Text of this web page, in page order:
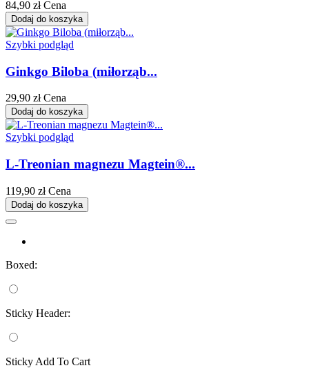
84,90 zł Cena
Dodaj do koszyka
Szybki podgląd
Ginkgo Biloba (miłorząb...
29,90 zł Cena
Dodaj do koszyka
Szybki podgląd
L-Treonian magnezu Magtein®...
119,90 zł Cena
Dodaj do koszyka
Boxed:
Sticky Header:
Sticky Add To Cart